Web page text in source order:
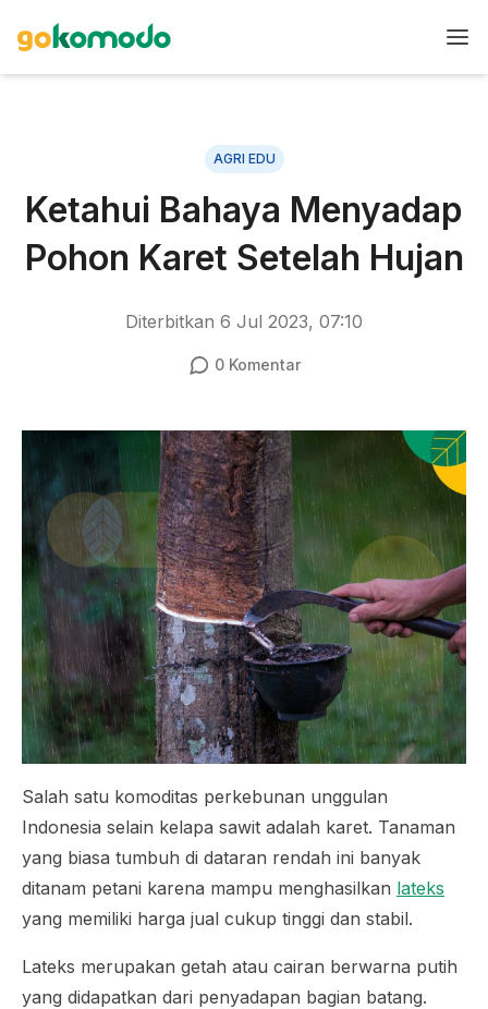
AGRI EDU
Ketahui Bahaya Menyadap
Pohon Karet Setelah Hujan
Diterbitkan 6 Jul 2023, 07:10
0Komentar
Salah satu komoditas perkebunan unggulan
Indonesia selain kelapa sawit adalah karet. Tanaman
yang biasa tumbuh di dataran rendah ini banyak
ditanam petani karena mampu menghasilkan lateks
yang memiliki harga jual cukup tinggi dan stabil.
Lateks merupakan getah atau cairan berwarna putih
yang didapatkan dari penyadapan bagian batang.